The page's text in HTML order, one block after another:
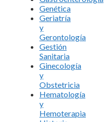
Genética
Geriatría
y
Gerontología
Gestión
Sanitaria
Ginecología
y
Obstetricia
Hematología
y
Hemoterapia